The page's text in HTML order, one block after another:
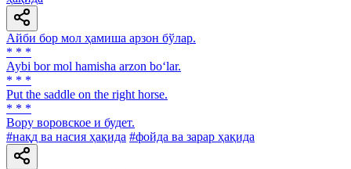
Айби бор мол ҳамиша арзон бўлар.
* * *
Aybi bor mol hamisha arzon bo‘lar.
* * *
Put the saddle on the right horse.
* * *
Вору воровское и будет.
#нақд ва насия ҳақида #фойда ва зарар ҳақида